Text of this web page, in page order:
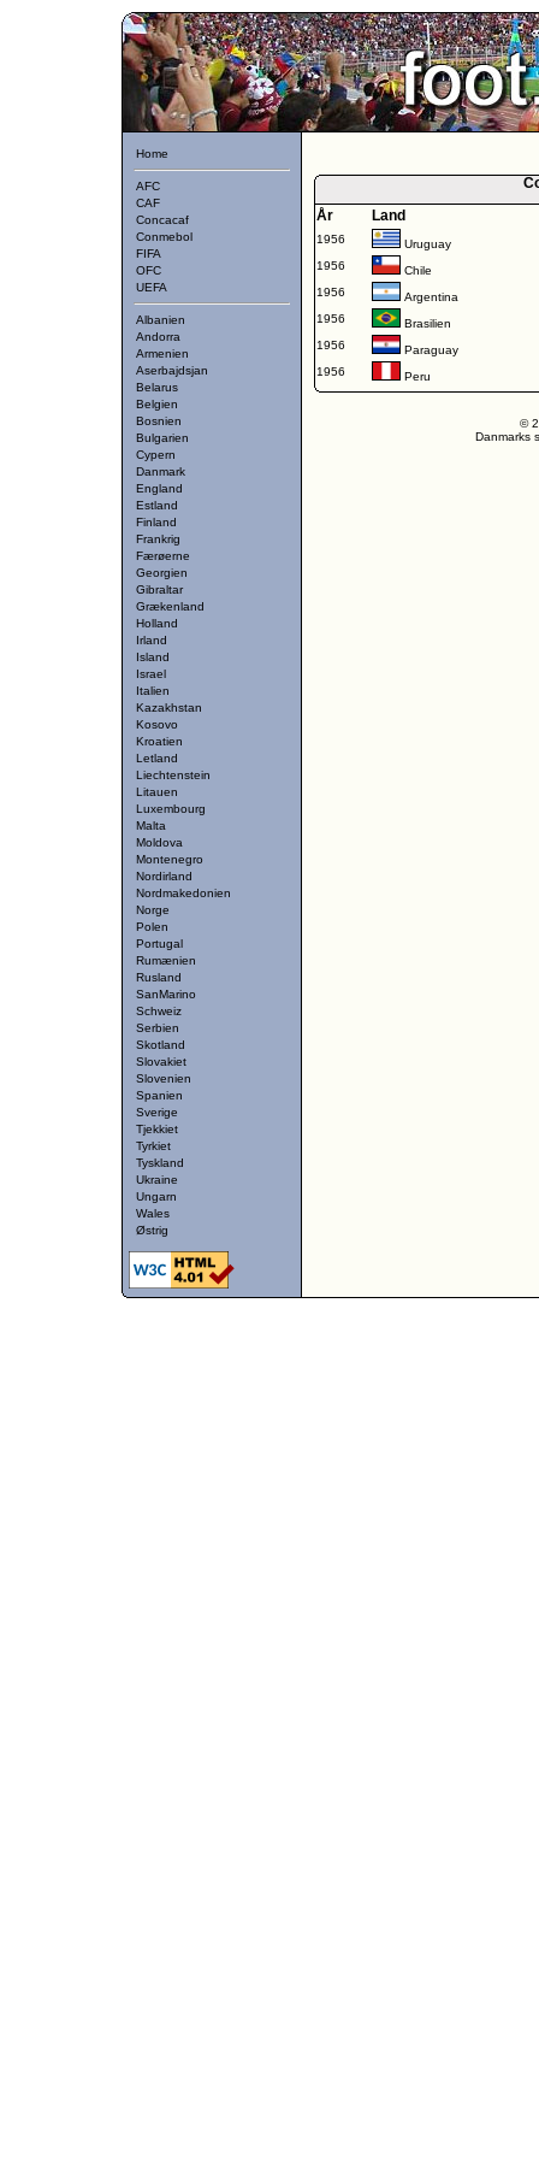
Home
AFC
CAF
Concacaf
Conmebol
FIFA
OFC
UEFA
Albanien
Andorra
Armenien
Aserbajdsjan
Belarus
Belgien
Bosnien
Bulgarien
Cypern
Danmark
England
Estland
Finland
Frankrig
Færøerne
Georgien
Gibraltar
Grækenland
Holland
Irland
Island
Israel
Italien
Kazakhstan
Kosovo
Kroatien
Letland
Liechtenstein
Litauen
Luxembourg
Malta
Moldova
Montenegro
Nordirland
Nordmakedonien
Norge
Polen
Portugal
Rumænien
Rusland
SanMarino
Schweiz
Serbien
Skotland
Slovakiet
Slovenien
Spanien
Sverige
Tjekkiet
Tyrkiet
Tyskland
Ukraine
Ungarn
Wales
Østrig
År
Land
1956
Uruguay
1956
Chile
1956
Argentina
1956
Brasilien
1956
Paraguay
1956
Peru
©
Danmarks